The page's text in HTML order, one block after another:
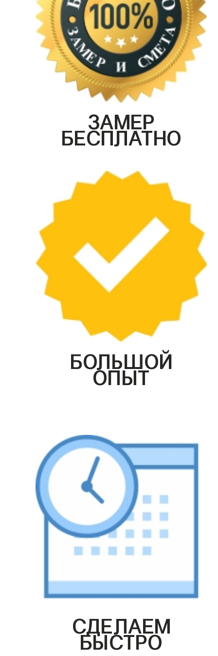
ЗАМЕР
БЕСПЛАТНО
БОЛЬШОЙ
ОПЫТ
СДЕЛАЕМ
БЫСТРО